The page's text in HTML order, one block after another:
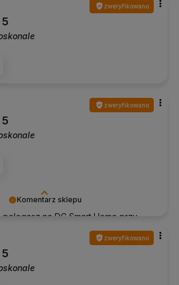
zweryfikowano
5
Komentarz sklepu
polegasz na DC Smart Home przy
zweryfikowano
5
zweryfikowano
5